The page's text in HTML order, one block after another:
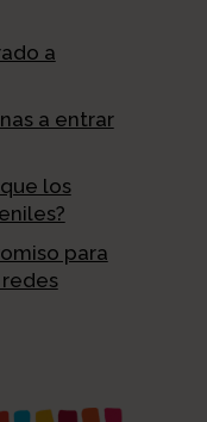
a
a entrar
los
para